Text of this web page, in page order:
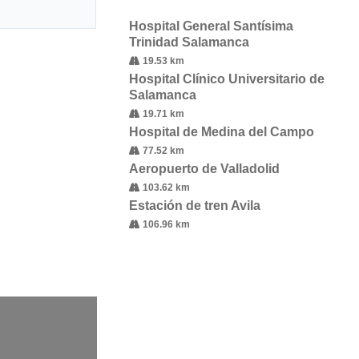
Hospital General Santísima
Trinidad Salamanca
19.53 km
Hospital Clínico Universitario de
Salamanca
19.71 km
Hospital de Medina del Campo
77.52 km
Aeropuerto de Valladolid
103.62 km
Estación de tren Avila
106.96 km